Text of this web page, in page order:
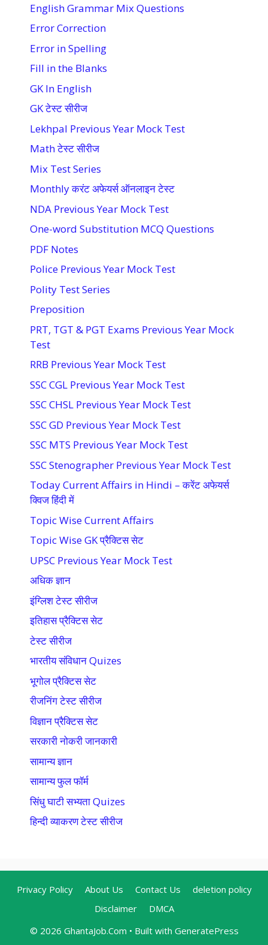
English Grammar Mix Questions
Error Correction
Error in Spelling
Fill in the Blanks
GK In English
GK टेस्ट सीरीज
Lekhpal Previous Year Mock Test
Math टेस्ट सीरीज
Mix Test Series
Monthly करंट अफेयर्स ऑनलाइन टेस्ट
NDA Previous Year Mock Test
One-word Substitution MCQ Questions
PDF Notes
Police Previous Year Mock Test
Polity Test Series
Preposition
PRT, TGT & PGT Exams Previous Year Mock
Test
RRB Previous Year Mock Test
SSC CGL Previous Year Mock Test
SSC CHSL Previous Year Mock Test
SSC GD Previous Year Mock Test
SSC MTS Previous Year Mock Test
SSC Stenographer Previous Year Mock Test
Today Current Affairs in Hindi – करेंट अफेयर्स
क्विज हिंदी में
Topic Wise Current Affairs
Topic Wise GK प्रैक्टिस सेट
UPSC Previous Year Mock Test
अधिक ज्ञान
इंग्लिश टेस्ट सीरीज
इतिहास प्रैक्टिस सेट
टेस्ट सीरीज
भारतीय संविधान Quizes
भूगोल प्रैक्टिस सेट
रीजनिंग टेस्ट सीरीज
विज्ञान प्रैक्टिस सेट
सरकारी नोकरी जानकारी
सामान्य ज्ञान
सामान्य फुल फॉर्म
सिंधु घाटी सभ्यता Quizes
हिन्दी व्याकरण टेस्ट सीरीज
Privacy Policy About Us Contact Us
deletion policy
Disclaimer
DMCA
© 2026 GhantaJob.Com • Built with GeneratePress